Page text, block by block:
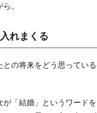
。
れまくる
との将来をどう思ってい
が「結婚」というワード